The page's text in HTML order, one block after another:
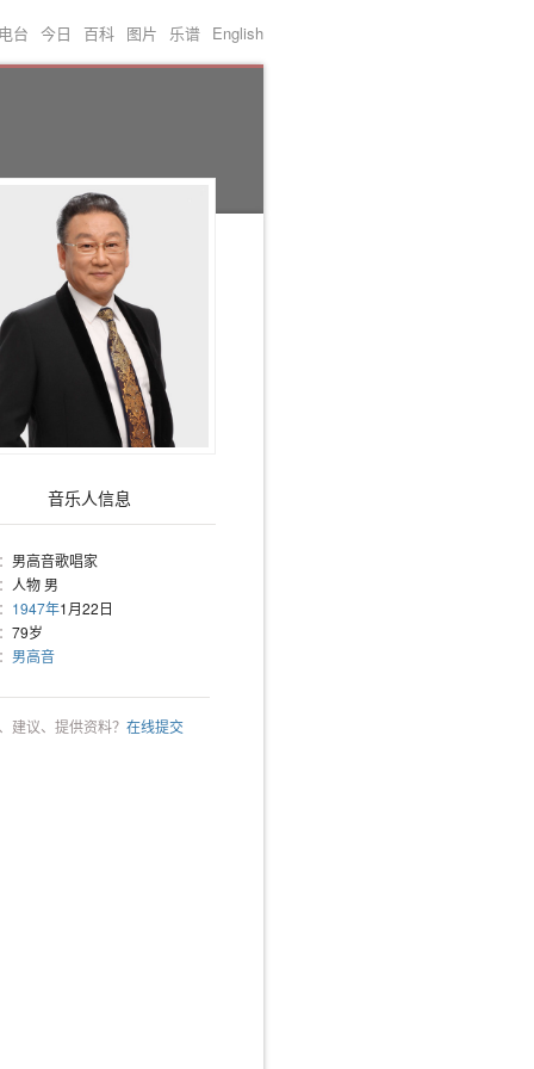
电台 今日 百科 图片 乐谱 English
音乐人信息
男高音歌唱家
人物 男
1947年1月22日
79岁
男高音
建议、提供资料？ 在线提交